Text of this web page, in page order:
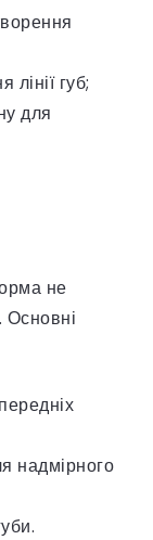
губ;
для
не
Основні
надмірного